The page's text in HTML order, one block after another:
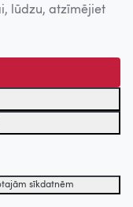
lūdzu, atzīmējiet
sīkdatnēm